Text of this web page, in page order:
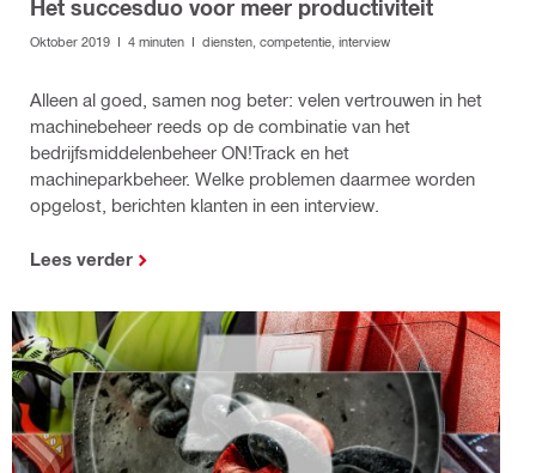
Het succesduo voor meer productiviteit
Oktober 2019 I 4 minuten I diensten, competentie, interview
Alleen al goed, samen nog beter: velen vertrouwen in het
machinebeheer reeds op de combinatie van het
bedrijfsmiddelenbeheer ON!Track en het
machineparkbeheer. Welke problemen daarmee worden
opgelost, berichten klanten in een interview.
Lees verder